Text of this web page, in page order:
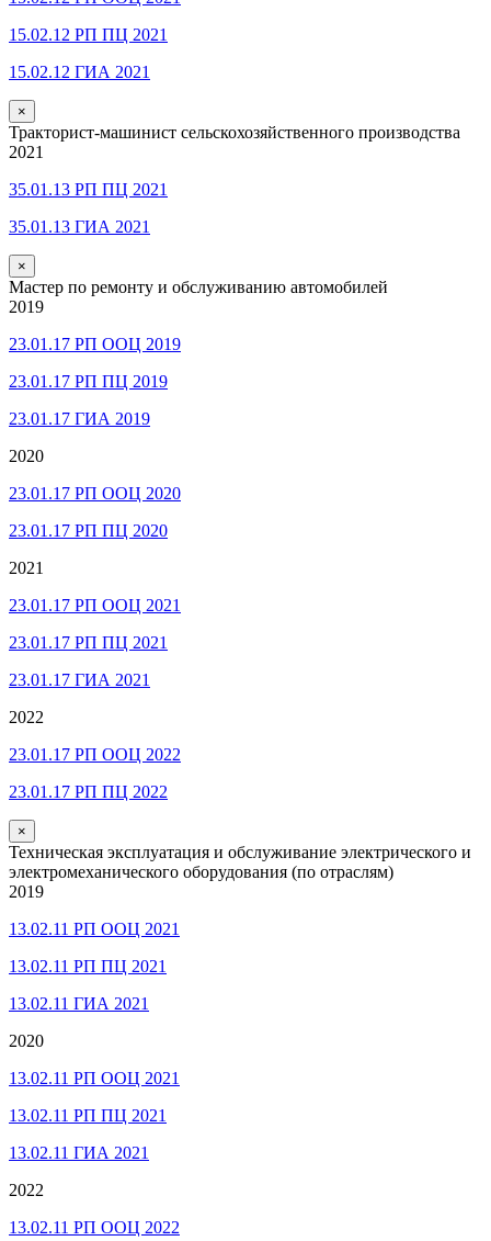
15.02.12 РП ПЦ 2021
15.02.12 ГИА 2021
×
Тракторист-машинист сельскохозяйственного производства
2021
35.01.13 РП ПЦ 2021
35.01.13 ГИА 2021
×
Мастер по ремонту и обслуживанию автомобилей
2019
23.01.17 РП ООЦ 2019
23.01.17 РП ПЦ 2019
23.01.17 ГИА 2019
2020
23.01.17 РП ООЦ 2020
23.01.17 РП ПЦ 2020
2021
23.01.17 РП ООЦ 2021
23.01.17 РП ПЦ 2021
23.01.17 ГИА 2021
2022
23.01.17 РП ООЦ 2022
23.01.17 РП ПЦ 2022
×
Техническая эксплуатация и обслуживание электрического и
электромеханического оборудования (по отраслям)
2019
13.02.11 РП ООЦ 2021
13.02.11 РП ПЦ 2021
13.02.11 ГИА 2021
2020
13.02.11 РП ООЦ 2021
13.02.11 РП ПЦ 2021
13.02.11 ГИА 2021
2022
13.02.11 РП ООЦ 2022